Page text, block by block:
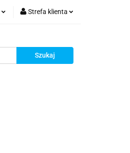
Strefa klienta
Zarejestruj się
Dodaj reklamacje